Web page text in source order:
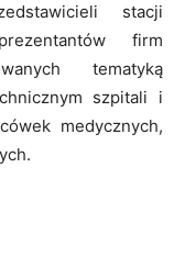
stacji
firm
tematyką
szpitali i
medycznych,